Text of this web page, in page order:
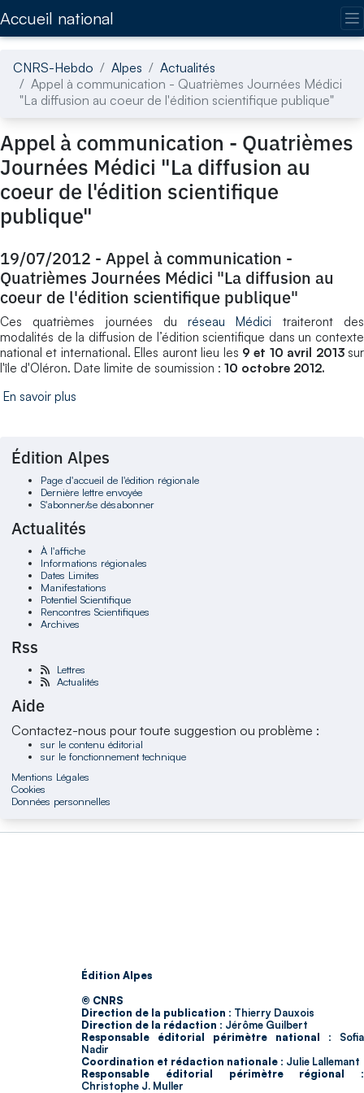
Accueil national
CNRS-Hebdo Alpes
Actualités
Appel à communication - Quatrièmes Journées Médici
"La diffusion au coeur de l'édition scientifique publique"
Appel à communication - Quatrièmes
Journées Médici "La diffusion au
coeur de l'édition scientifique
publique"
19/07/2012 - Appel à communication -
Quatrièmes Journées Médici "La diffusion au
coeur de l'édition scientifique publique"
Ces quatrièmes journées duréseau Médici traiteront des
modalités de la diffusion de l’édition scientifique dans un contexte
national et international. Elles auront lieu les 9 et 10 avril 2013sur
l'île d'Oléron. Date limite de soumission : 10 octobre 2012.
En savoir plus
Édition Alpes
Page d'accueil de l'édition régionale
Dernière lettre envoyée
S'abonner/se désabonner
Actualités
À l'affiche
Informations régionales
Dates Limites
Manifestations
Potentiel Scientifique
Rencontres Scientifiques
Archives
Rss
Lettres
Actualités
Aide
Contactez-nous pour toute suggestion ou problème :
sur le contenu éditorial
sur le fonctionnement technique
Mentions Légales
Cookies
Données personnelles
Édition Alpes
© CNRS
Direction de la publication : Thierry Dauxois
Direction de la rédaction : Jérôme Guilbert
Responsable éditorial périmètre national : Sofia
Nadir
Coordination et rédaction nationale : Julie Lallemant
Responsable éditorial périmètre régional :
Christophe J. Muller